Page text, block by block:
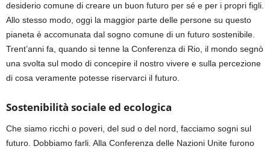
desiderio comune di creare un buon futuro per sé e per i propri figli.
Allo stesso modo, oggi la maggior parte delle persone su questo
pianeta è accomunata dal sogno comune di un futuro sostenibile.
Trent’anni fa, quando si tenne la Conferenza di Rio, il mondo segnò
una svolta sul modo di concepire il nostro vivere e sulla percezione
di cosa veramente potesse riservarci il futuro.
Sostenibilità sociale ed ecologica
Che siamo ricchi o poveri, del sud o del nord, facciamo sogni sul
futuro. Dobbiamo farli. Alla Conferenza delle Nazioni Unite furono